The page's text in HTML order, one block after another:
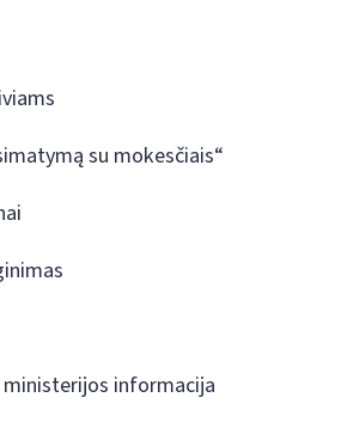
su mokesčiais“
informacija